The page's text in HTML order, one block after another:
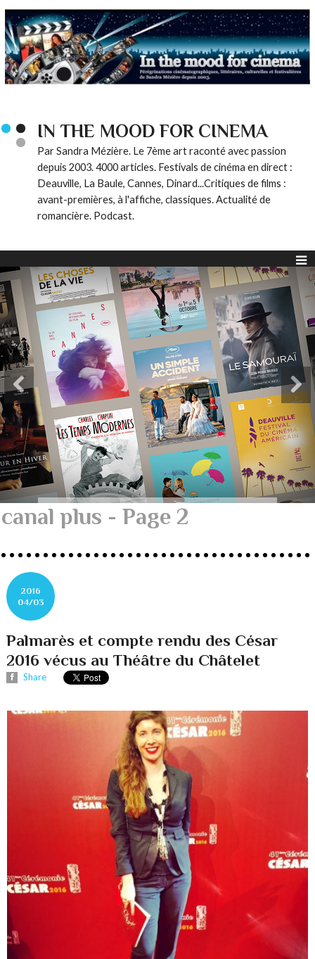
IN THE MOOD FOR CINEMA
Par Sandra Mézière. Le 7ème art raconté avec passion
depuis 2003. 4000 articles. Festivals de cinéma en direct :
Deauville, La Baule, Cannes, Dinard...Critiques de films :
avant-premières, à l'affiche, classiques. Actualité de
romancière. Podcast.
canal plus - Page 2
2016
04/03
Palmarès et compte rendu des César
2016 vécus au Théâtre du Châtelet
Share